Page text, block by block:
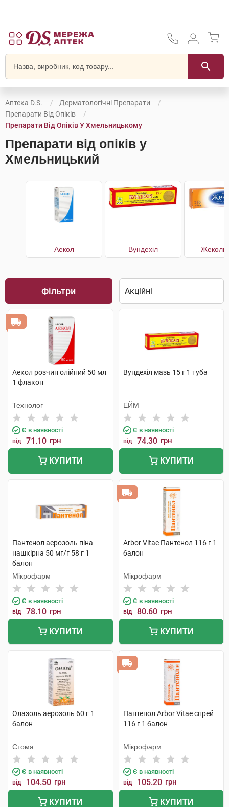
Аптека D.S.
Дерматологічні Препарати
Препарати Від Опіків
Препарати Від Опіків У Хмельницькому
Препарати від опіків у
Хмельницький
Аекол Вундехіл Жеколь
Фільтри
Аекол розчин олійний 50 мл
1 флакон
Технолог
Є в наявності
від 71.10 грн
КУПИТИ
Вундехіл мазь 15 г 1 туба
ЕЙМ
Є в наявності
від 74.30 грн
КУПИТИ
Пантенол аерозоль піна
нашкірна 50 мг/г 58 г 1
балон
Мікрофарм
Є в наявності
від 78.10 грн
КУПИТИ
Arbor Vitae Пантенол 116 г 1
балон
Мікрофарм
Є в наявності
від 80.60 грн
КУПИТИ
Олазоль аерозоль 60 г 1
балон
Стома
Є в наявності
від 104.50 грн
КУПИТИ
Пантенол Arbor Vitae спрей
116 г 1 балон
Мікрофарм
Є в наявності
від 105.20 грн
КУПИТИ